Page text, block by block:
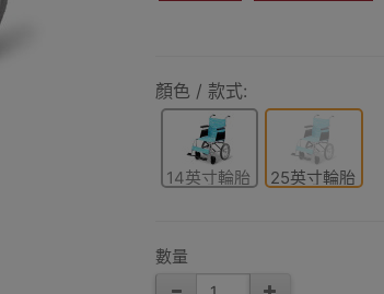
顏色 / 款式:
14英寸輪胎 25英寸輪胎
數量